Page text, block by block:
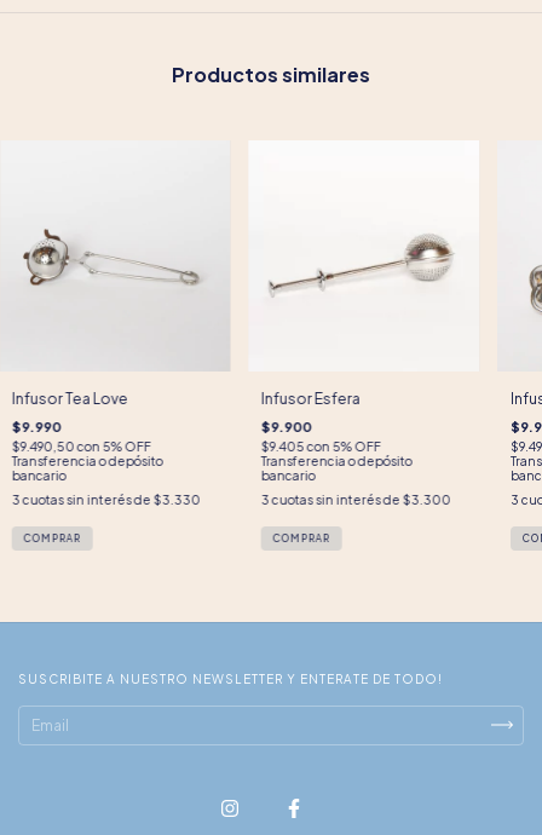
Productos similares
Infusor Tea Love
$9.990
$9.490,50con 5% OFF
Transferencia o depósito
bancario
3 cuotas sin interés de $3.330
Infusor Esfera
$9.900
$9.405con 5% OFF
Transferencia o depósito
bancario
3 cuotas sin interés de $3.300
3
SUSCRIBITE A NUESTRO NEWSLETTER Y ENTERATE DE TODO!